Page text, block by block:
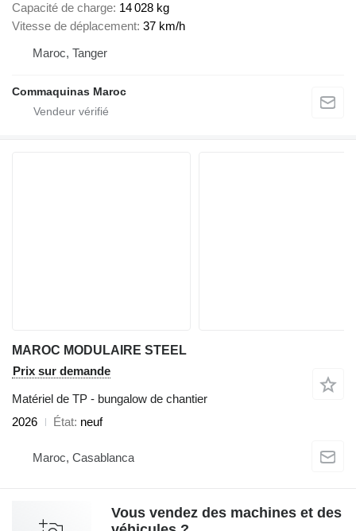
Capacité de charge 14 028 kg
Vitesse de déplacement 37 km/h
Maroc, Tanger
Commaquinas Maroc
MAROC MODULAIRE STEEL
Prix sur demande
Matériel de TP - bungalow de chantier
2026
État neuf
Maroc, Casablanca
Vous vendez des machines et des